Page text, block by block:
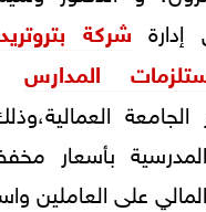
شركة بتروتريد
المدارس
بأسعار
على العاملين